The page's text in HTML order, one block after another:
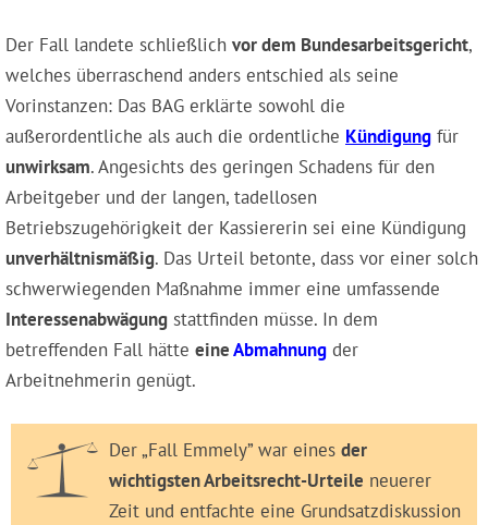
Der Fall landete schließlich vor dem Bundesarbeitsgericht,
welches überraschend anders entschied als seine
Vorinstanzen: Das BAG erklärte sowohl die
außerordentliche als auch die ordentliche Kündigung für
unwirksam. Angesichts des geringen Schadens für den
Arbeitgeber und der langen, tadellosen
Betriebszugehörigkeit der Kassiererin sei eine Kündigung
unverhältnismäßig. Das Urteil betonte, dass vor einer solch
schwerwiegenden Maßnahme immer eine umfassende
Interessenabwägung stattfinden müsse. In dem
betreffenden Fall hätte eineAbmahnung der
Arbeitnehmerin genügt.
Der „Fall Emmely” war eines der
wichtigsten Arbeitsrecht-Urteile neuerer
Zeit und entfachte eine Grundsatzdiskussion